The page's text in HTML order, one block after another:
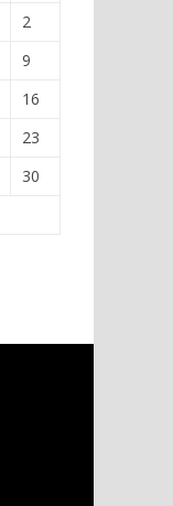
2
9
16
23
30